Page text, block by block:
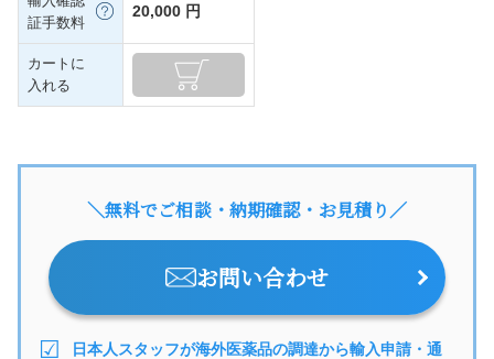
証手数料
20,000 円
カートに
入れる
＼無料でご相談・納期確認・お見積り／
お問い合わせ
日本人スタッフが海外医薬品の調達から輸入申請・通